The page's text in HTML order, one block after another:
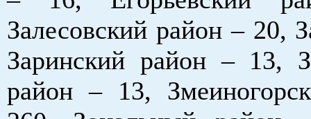
Залесовский район – 20,
Заринский район – 13,
район – 13,